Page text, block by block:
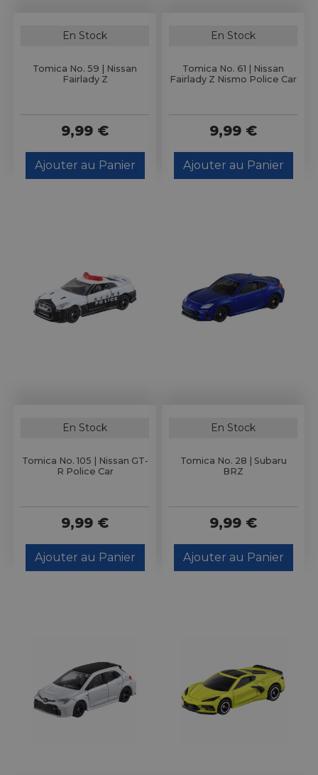
En Stock
Tomica No. 59 | Nissan
Fairlady Z
9,99 €
Ajouter au Panier
En Stock
Tomica No. 61 | Nissan
Fairlady Z Nismo Police Car
9,99 €
Ajouter au Panier
En Stock
Tomica No. 105 | Nissan GT-
R Police Car
9,99 €
Ajouter au Panier
En Stock
Tomica No. 28 | Subaru
BRZ
9,99 €
Ajouter au Panier